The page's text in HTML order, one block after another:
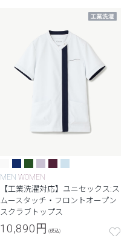
MEN WOMEN
【工業洗濯対応】ユニセックス:ス
ムースタッチ・フロントオープン
スクラブトップス
10,890円 (税込)